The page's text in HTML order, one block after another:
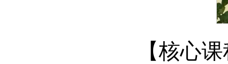
【核心